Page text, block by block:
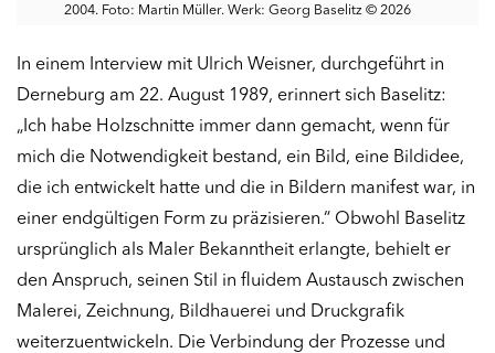
2004. Foto: Martin Müller. Werk: Georg Baselitz © 2026
In einem Interview mit Ulrich Weisner, durchgeführt in
Derneburg am 22. August 1989, erinnert sich Baselitz:
„Ich habe Holzschnitte immer dann gemacht, wenn für
mich die Notwendigkeit bestand, ein Bild, eine Bildidee,
die ich entwickelt hatte und die in Bildern manifest war, in
einer endgültigen Form zu präzisieren.“ Obwohl Baselitz
ursprünglich als Maler Bekanntheit erlangte, behielt er
den Anspruch, seinen Stil in fluidem Austausch zwischen
Malerei, Zeichnung, Bildhauerei und Druckgrafik
weiterzuentwickeln. Die Verbindung der Prozesse und